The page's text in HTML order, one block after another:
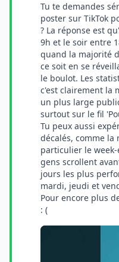
Tu te demandes
poster sur TikTok
? La réponse est
9h et le soir entre
quand la majorité
ce soit en se
le boulot. Les
c'est clairement la
un plus large
surtout sur le fil
Tu peux aussi
décalés, comme
particulier le
gens scrollent
jours les plus
mardi, jeudi et
Pour encore plus
: (